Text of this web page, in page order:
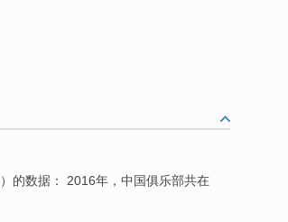
）的数据： 2016年，中国俱乐部共在